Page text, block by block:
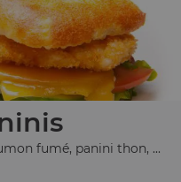
fumé, panini thon, ...